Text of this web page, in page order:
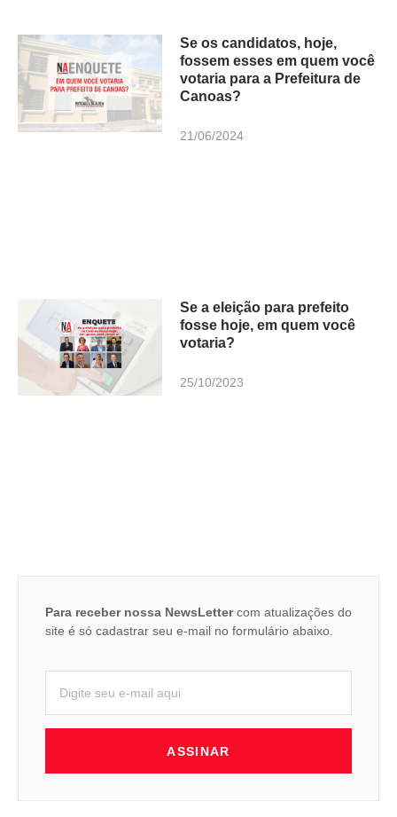
Se os candidatos, hoje,
fossem esses em quem você
votaria para a Prefeitura de
Canoas?
21/06/2024
Se a eleição para prefeito
fosse hoje, em quem você
votaria?
25/10/2023
Para receber nossa NewsLettercom atualizações do
site é só cadastrar seu e-mail no formulário abaixo.
ASSINAR